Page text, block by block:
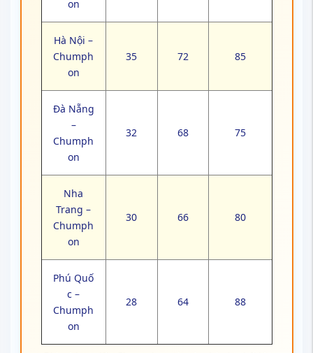
on
Hà Nội –
Chumph
on
35 72 85
Đà Nẵng
–
Chumph
on
32 68 75
Nha
Trang –
Chumph
on
30 66 80
Phú Quố
c –
Chumph
on
28 64 88